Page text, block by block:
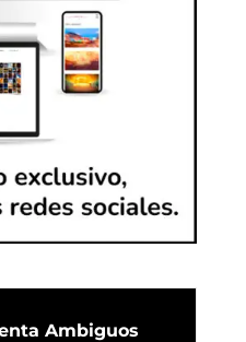
Ambiguos